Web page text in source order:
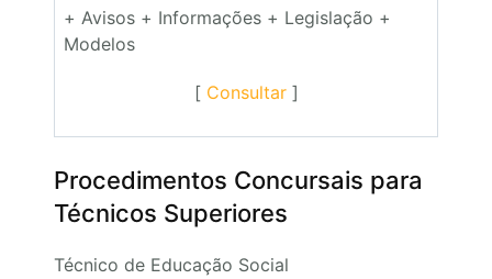
+ Avisos + Informações + Legislação +
Modelos
[ Consultar]
Procedimentos Concursais para
Técnicos Superiores
Técnico de Educação Social